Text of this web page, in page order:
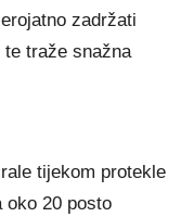
zadržati
traže snažna
tijekom protekle
oko 20 posto